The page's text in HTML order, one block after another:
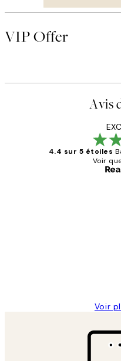
VIP Offer
Avis
4.4 sur 5 étoiles
Voir
Voir